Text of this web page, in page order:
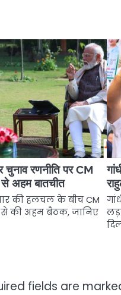
चुनाव रणनीति पर CM
से अहम बातचीत
की हलचल के बीच CM
से की अहम बैठक, जानिए
fields are